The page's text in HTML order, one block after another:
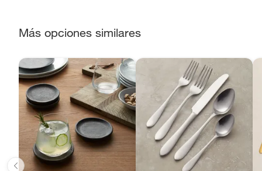
Pinturas de color a pedido.
Productos que hayan sido previamente instalados.
Baterías de auto.
Motocicletas y bicicletas motorizadas.
Licores y cigarros electrónicos.
Más opciones similares